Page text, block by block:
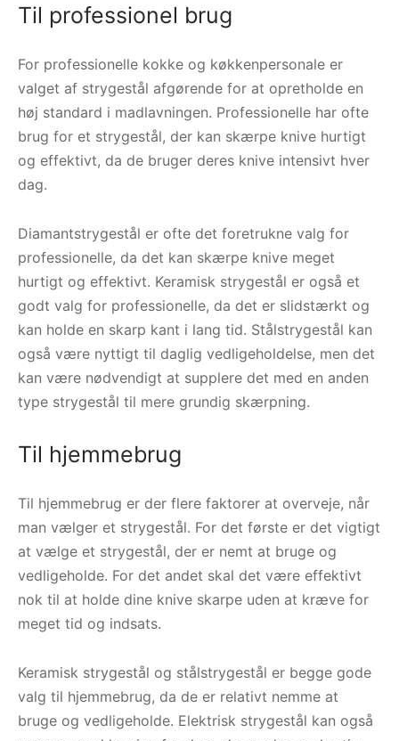
Til professionel brug
For professionelle kokke og køkkenpersonale er
valget af strygestål afgørende for at opretholde en
høj standard i madlavningen. Professionelle har ofte
brug for et strygestål, der kan skærpe knive hurtigt
og effektivt, da de bruger deres knive intensivt hver
dag.
Diamantstrygestål er ofte det foretrukne valg for
professionelle, da det kan skærpe knive meget
hurtigt og effektivt. Keramisk strygestål er også et
godt valg for professionelle, da det er slidstærkt og
kan holde en skarp kant i lang tid. Stålstrygestål kan
også være nyttigt til daglig vedligeholdelse, men det
kan være nødvendigt at supplere det med en anden
type strygestål til mere grundig skærpning.
Til hjemmebrug
Til hjemmebrug er der flere faktorer at overveje, når
man vælger et strygestål. For det første er det vigtigt
at vælge et strygestål, der er nemt at bruge og
vedligeholde. For det andet skal det være effektivt
nok til at holde dine knive skarpe uden at kræve for
meget tid og indsats.
Keramisk strygestål og stålstrygestål er begge gode
valg til hjemmebrug, da de er relativt nemme at
bruge og vedligeholde. Elektrisk strygestål kan også